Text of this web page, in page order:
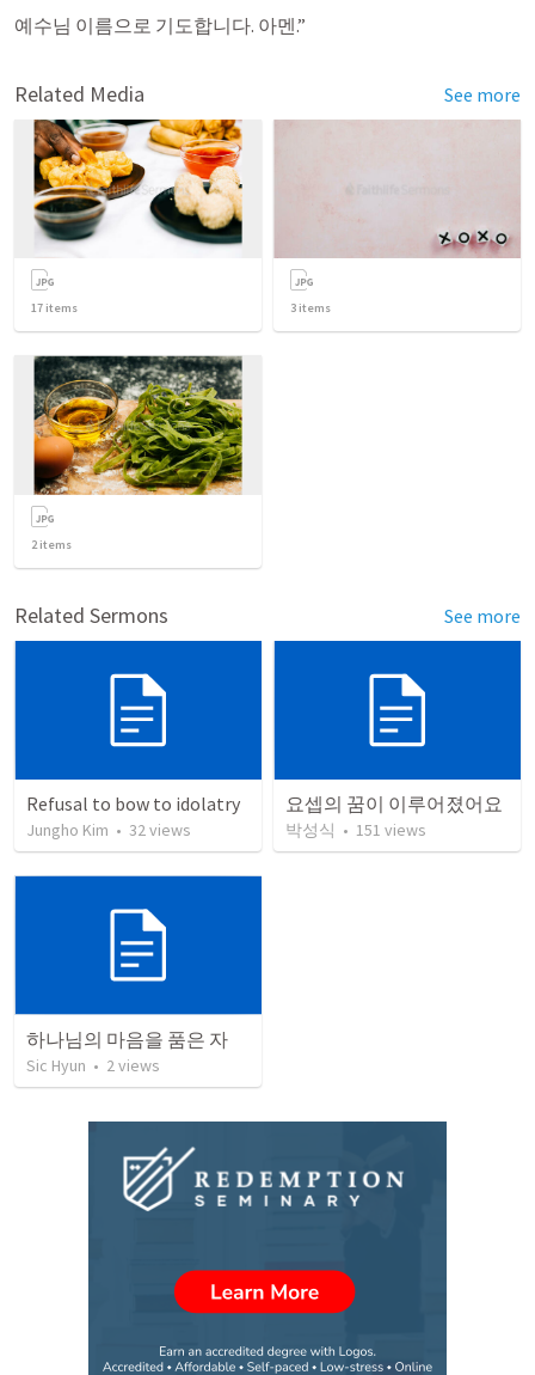
예수님 이름으로 기도합니다. 아멘.”
Related Media See more
17 items 3 items
2items
Related Sermons See more
Refusal to bow to idolatry
Jungho Kim • 32views
요셉의 꿈이 이루어졌어요
박성식 • 151 views
하나님의 마음을 품은 자
Sic Hyun • 2views